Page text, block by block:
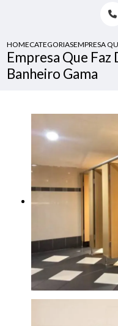
HOMECATEGORIASEMPRESA
Empresa Que
Banheiro Gama